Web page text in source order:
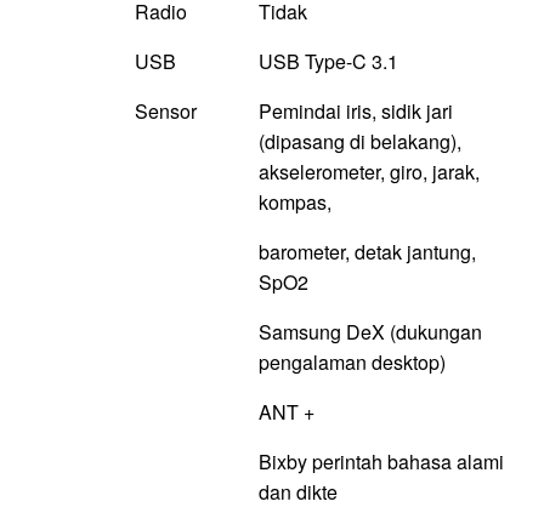
Radio
Tidak
USB
USB Type-C 3.1
Sensor
Pemindai iris, sidik jari
(dipasang di belakang),
akselerometer, giro, jarak,
kompas,
barometer, detak jantung,
SpO2
Samsung DeX (dukungan
pengalaman desktop)
ANT +
Bixby perintah bahasa alami
dan dikte